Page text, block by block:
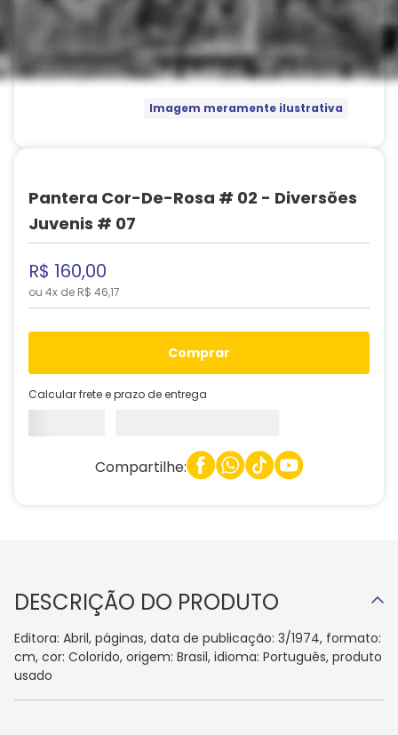
Imagem meramente ilustrativa
Pantera Cor-De-Rosa # 02 - Diversões
Juvenis # 07
R$ 160,00
ou 4x de R$ 46,17
comprar
Calcular frete e prazo de entrega
Compartilhe:
DESCRIÇÃO DO PRODUTO
Editora: Abril, páginas, data de publicação: 3/1974, formato:
cm, cor: Colorido, origem: Brasil, idioma: Português, produto
usado